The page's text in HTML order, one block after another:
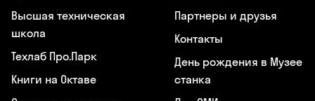
Высшая техническая
школа
Техлаб Про.Парк
Книги на Октаве
Партнеры и друзья
Контакты
День рождения в Музее
станка